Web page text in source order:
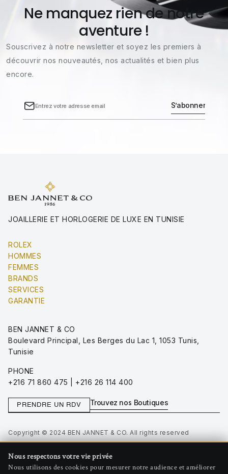
Nous respectons votre vie privée
Nous utilisons des cookies pour mesurer notre audience et améliorer
Ne manquez rien de notre
aventure !
Souscrivez à notre newsletter et soyez les premiers à
découvrir nos nouveautés, nos actualités et bien plus
encore.
JOAILLERIE ET HORLOGERIE DE LUXE EN TUNISIE
ROLEX
HOMMES
FEMMES
BRANDS
SERVICES
GARANTIE
BEN JANNET & CO
Boulevard Principal, Les Berges du Lac 1, 1053 Tunis,
Tunisie
PHONE
+216 71 860 475 | +216 26 114 400
PRENDRE UN RDV Trouvez nos Boutiques
Copyright © 2024 BEN JANNET & CO. All rights reserved
Terms of Use
Gérer les cookies